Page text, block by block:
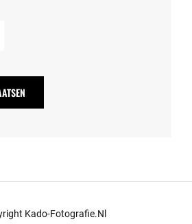
Kado-Fotografie.nl